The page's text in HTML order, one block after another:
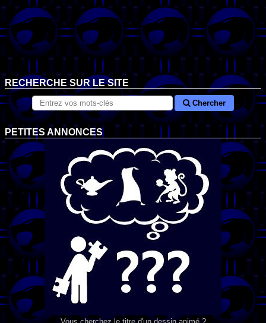
RECHERCHE SUR LE SITE
Chercher
PETITES ANNONCES